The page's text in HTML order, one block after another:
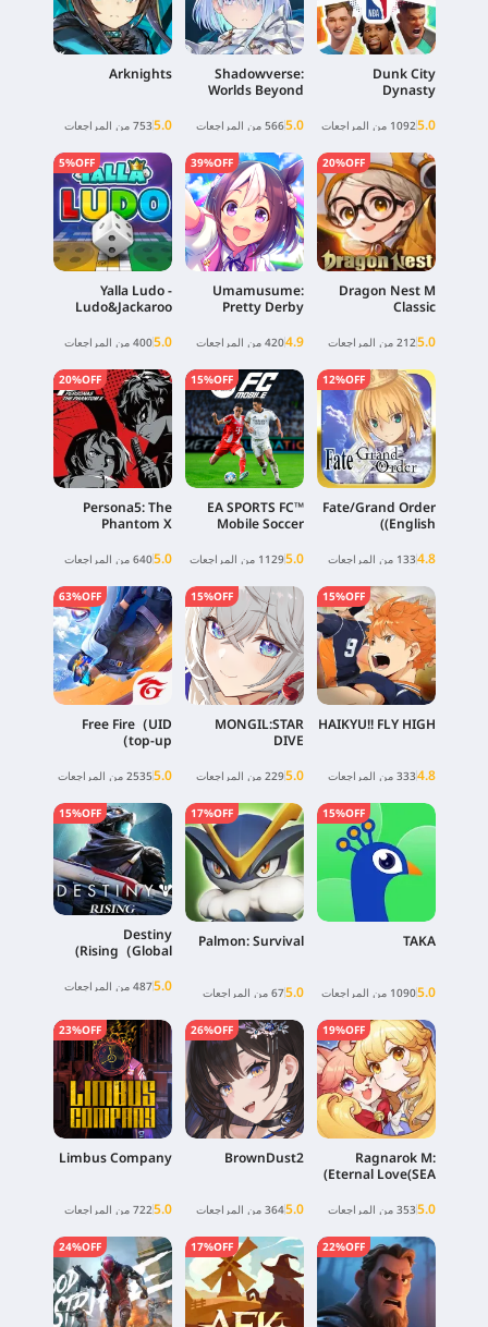
Dunk City
Dynasty
5.01092 من المراجعات
Shadowverse:
Worlds Beyond
5.0566 من المراجعات
Arknights
5.0753 من المراجعات
20%OFF
Dragon Nest M
Classic
5.0212 من المراجعات
39%OFF
Umamusume:
Pretty Derby
4.9420 من المراجعات
5%OFF
Yalla Ludo -
Ludo&Jackaroo
5.0400 من المراجعات
12%OFF
Fate/Grand Order
(English)
4.8133 من المراجعات
15%OFF
EA SPORTS FC™
Mobile Soccer
5.01129 من المراجعات
20%OFF
Persona5: The
Phantom X
5.0640 من المراجعات
15%OFF
HAIKYU!! FLY HIGH
4.8333 من المراجعات
15%OFF
MONGIL:STAR
DIVE
5.0229 من المراجعات
63%OFF
Free Fire（UID
top-up）
5.02535 من المراجعات
15%OFF
TAKA
5.01090 من المراجعات
17%OFF
Palmon: Survival
5.067 من المراجعات
15%OFF
Destiny
Rising（Global)
5.0487 من المراجعات
19%OFF
Ragnarok M:
Eternal Love(SEA)
5.0353 من المراجعات
26%OFF
BrownDust2
5.0364 من المراجعات
23%OFF
Limbus Company
5.0722 من المراجعات
22%OFF
17%OFF
24%OFF